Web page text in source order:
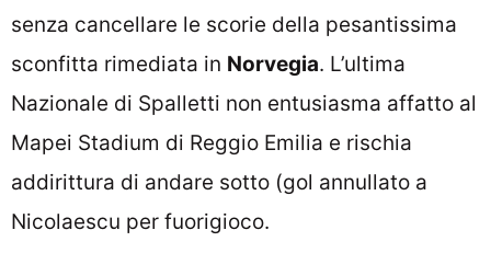
senza cancellare le scorie della pesantissima
sconfitta rimediata in Norvegia. L’ultima
Nazionale di Spalletti non entusiasma affatto al
Mapei Stadium di Reggio Emilia e rischia
addirittura di andare sotto (gol annullato a
Nicolaescu per fuorigioco.